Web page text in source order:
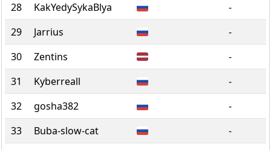
28
KakYedySykaBlya
-
29
Jarrius
-
30
Zentins
-
31
Kyberreall
-
32
gosha382
-
33
Buba-slow-cat
-